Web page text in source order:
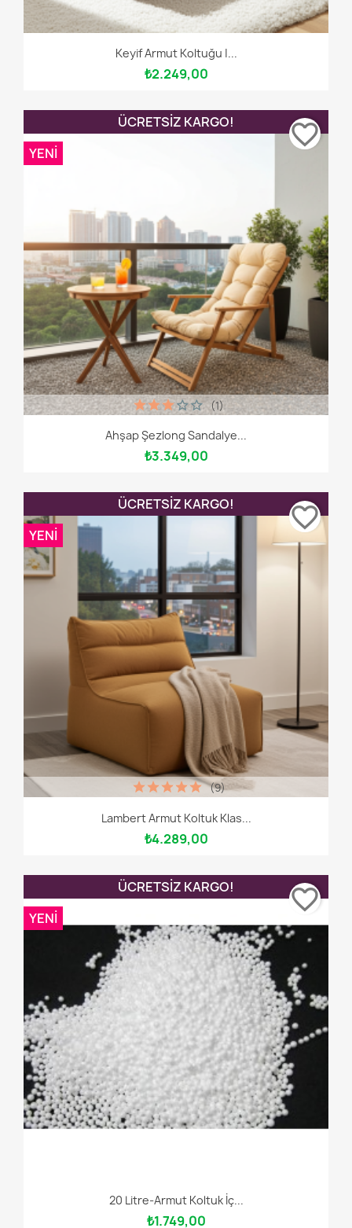
Keyif Armut Koltuğu |...
₺2.249,00
Ahşap Şezlong Sandalye...
₺3.349,00
(1)
ÜCRETSIZ KARGO!
YENI
favorite_border
Lambert Armut Koltuk Klas...
₺4.289,00
(9)
ÜCRETSIZ KARGO!
YENI
favorite_border
20 Litre-Armut Koltuk İç...
₺1.749,00
ÜCRETSIZ KARGO!
YENI
favorite_border